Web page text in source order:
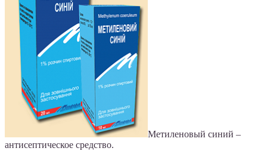
Метиленовый синий –
антисептическое средство.